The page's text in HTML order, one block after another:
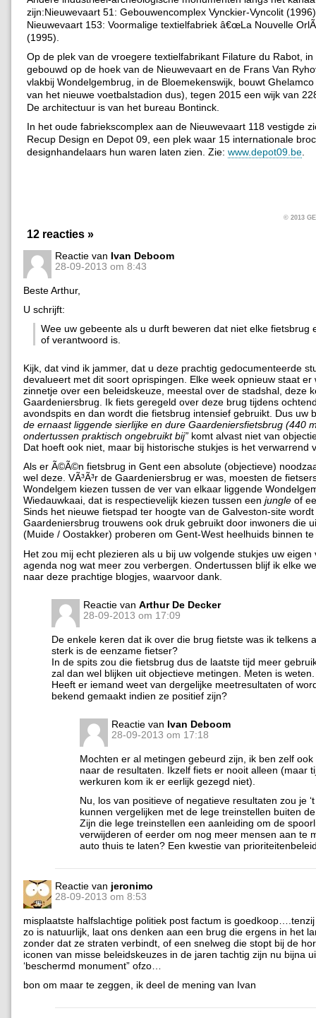
zijn:Nieuwevaart 51: Gebouwencomplex Vynckier-Vyncolit
Nieuwevaart 153: Voormalige textielfabriek â€œLa Nouvelle
(1995).
Op de plek van de vroegere textielfabrikant Filature du Rabot, in
gebouwd op de hoek van de Nieuwevaart en de Frans Van
vlakbij Wondelgembrug, in de Bloemekenswijk, bouwt
van het nieuwe voetbalstadion dus), tegen 2015 een wijk van
De architectuur is van het bureau Bontinck.
In het oude fabriekscomplex aan de Nieuwevaart 118 vestigde
Recup Design en Depot 09, een plek waar 15 internationale
designhandelaars hun waren laten zien. Zie: www.depot09.be.
© 2013
12 reacties »
Reactie van Ivan Deboom
28-09-2013 om 8:43
Beste Arthur,
U schrijft:
Wee uw gebeente als u durft beweren dat niet elke fietsbrug
of verantwoord is.
Kijk, dat vind ik jammer, dat u deze prachtig gedocumenteerde
devalueert met dit soort oprispingen. Elke week opnieuw staat er
zinnetje over een beleidskeuze, meestal over de stadshal, deze
Gaardeniersbrug. Ik fiets geregeld over deze brug tijdens
avondspits en dan wordt die fietsbrug intensief gebruikt. Dus uw
de ernaast liggende sierlijke en dure Gaardeniersfietsbrug (440
ondertussen praktisch ongebruikt bij” komt alvast niet van
Dat hoeft ook niet, maar bij historische stukjes is het verwarrend
Als er Ã©Ã©n fietsbrug in Gent een absolute (objectieve)
wel deze. VÃ³Ã³r de Gaardeniersbrug er was, moesten de
Wondelgem kiezen tussen de ver van elkaar liggende
Wiedauwkaai, dat is respectievelijk kiezen tussen een jungle of
Sinds het nieuwe fietspad ter hoogte van de Galveston-site wordt
Gaardeniersbrug trouwens ook druk gebruikt door inwoners die
(Muide / Oostakker) proberen om Gent-West heelhuids binnen
Het zou mij echt plezieren als u bij uw volgende stukjes uw eigen
agenda nog wat meer zou verbergen. Ondertussen blijf ik elke
naar deze prachtige blogjes, waarvoor dank.
Reactie van Arthur De Decker
28-09-2013 om 17:09
De enkele keren dat ik over die brug fietste was ik telkens
sterk is de eenzame fietser?
In de spits zou die fietsbrug dus de laatste tijd meer
zal dan wel blijken uit objectieve metingen. Meten is weten.
Heeft er iemand weet van dergelijke meetresultaten of
bekend gemaakt indien ze positief zijn?
Reactie van Ivan Deboom
28-09-2013 om 17:18
Mochten er al metingen gebeurd zijn, ik ben zelf ook
naar de resultaten. Ikzelf fiets er nooit alleen (maar
werkuren kom ik er eerlijk gezegd niet).
Nu, los van positieve of negatieve resultaten zou je
kunnen vergelijken met de lege treinstellen buiten
Zijn die lege treinstellen een aanleiding om de
verwijderen of eerder om nog meer mensen aan te
auto thuis te laten? Een kwestie van
Reactie van jeronimo
28-09-2013 om 8:53
misplaatste halfslachtige politiek post factum is
zo is natuurlijk, laat ons denken aan een brug die ergens in het
zonder dat ze straten verbindt, of een snelweg die stopt bij de
iconen van misse beleidskeuzes in de jaren tachtig zijn nu bijna
‘beschermd monument” ofzo…
bon om maar te zeggen, ik deel de mening van Ivan